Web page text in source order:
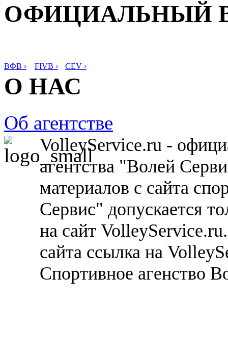
ОФИЦИАЛЬНЫЙ
ВФВ › FIVB › CEV ›
О НАС
Об агентстве
VolleyService.ru -
агентства "Волей
материалов с сайта
Сервис" допускается
на сайт
сайта ссылка на
Спортивное агенство